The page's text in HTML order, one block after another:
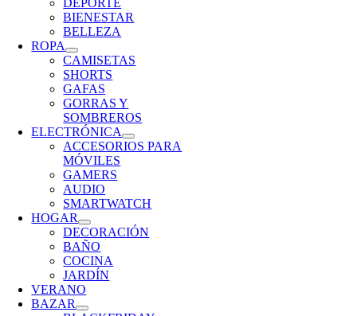
DEPORTE
BIENESTAR
BELLEZA
ROPA
CAMISETAS
SHORTS
GAFAS
GORRAS Y
SOMBREROS
ELECTRÓNICA
ACCESORIOS PARA
MÓVILES
GAMERS
AUDIO
SMARTWATCH
HOGAR
DECORACIÓN
BAÑO
COCINA
JARDÍN
VERANO
BAZAR